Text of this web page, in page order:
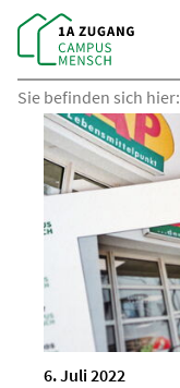
Sie befinden sich hier:
6. Juli 2022